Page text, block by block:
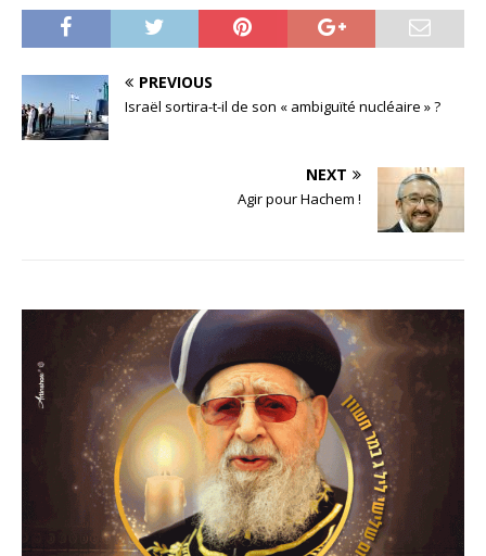
PREVIOUS
Israël sortira-t-il de son « ambiguïté nucléaire » ?
NEXT
Agir pour Hachem !